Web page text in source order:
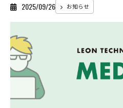
2025/09/26 お知らせ